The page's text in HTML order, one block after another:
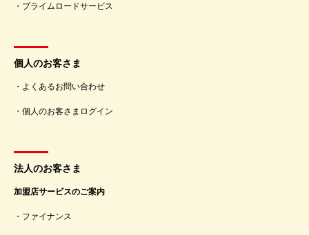
プライムロードサービス
個人のお客さま
よくあるお問い合わせ
個人のお客さまログイン
法人のお客さま
加盟店サービスのご案内
ファイナンス